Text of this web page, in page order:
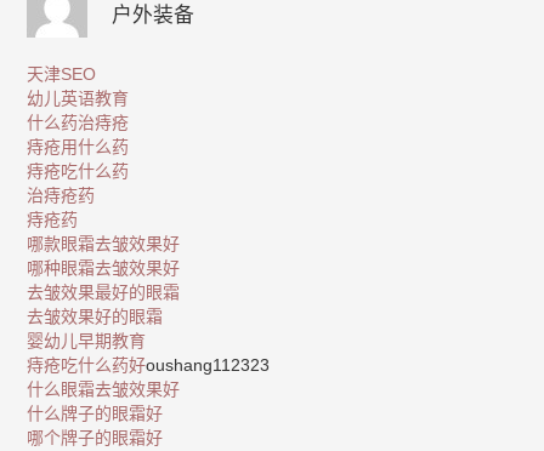
户外装备
天津SEO
幼儿英语教育
什么药治痔疮
痔疮用什么药
痔疮吃什么药
治痔疮药
痔疮药
哪款眼霜去皱效果好
哪种眼霜去皱效果好
去皱效果最好的眼霜
去皱效果好的眼霜
婴幼儿早期教育
痔疮吃什么药好oushang112323
什么眼霜去皱效果好
什么牌子的眼霜好
哪个牌子的眼霜好